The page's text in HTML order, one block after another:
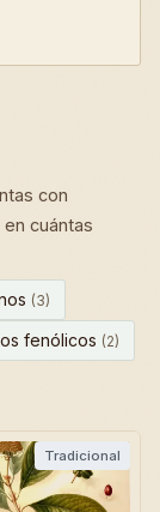
con
cuántas
(3)
fenólicos (2)
Tradicional